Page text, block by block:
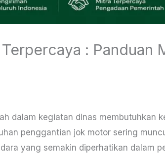
: Panduan
dalam kegiatan dinas membutuhkan
penggantian jok motor sering
yang semakin diperhatikan dalam